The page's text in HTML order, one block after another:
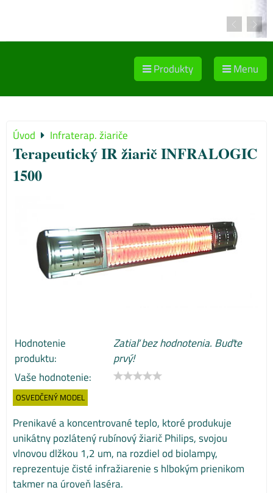
Produkty Menu
Úvod Infraterap. žiariče
Terapeutický IR žiarič INFRALOGIC
1500
Hodnotenie
produktu:
Zatiaľ bez hodnotenia. Buďte
prvý!
Vaše hodnotenie:
OSVEDČENÝ MODEL
Prenikavé a koncentrované teplo, ktoré produkuje
unikátny pozlátený rubínový žiarič Philips, svojou
vlnovou dlžkou 1,2 um, na rozdiel od biolampy,
reprezentuje čisté infražiarenie s hlbokým prienikom
takmer na úroveň laséra.